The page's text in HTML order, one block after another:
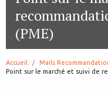
(PME)
Accueil
Mails
page:
Point sur le marché et suivi de